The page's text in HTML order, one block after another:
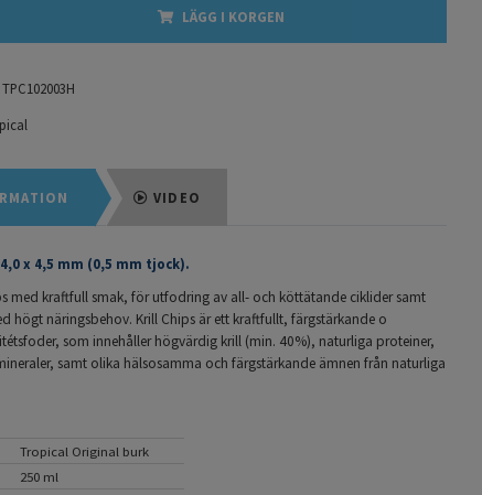
LÄGG I KORGEN
TPC102003H
VIDEO
x 4,5 mm (0,5 mm tjock).
med kraftfull smak, för utfodring av all- och köttätande ciklider samt
högt näringsbehov. Krill Chips är ett kraftfullt, färgstärkande o
som innehåller högvärdig krill (min. 40%), naturliga proteiner,
samt olika hälsosamma och färgstärkande ämnen från naturliga
Tropical Original burk
250 ml